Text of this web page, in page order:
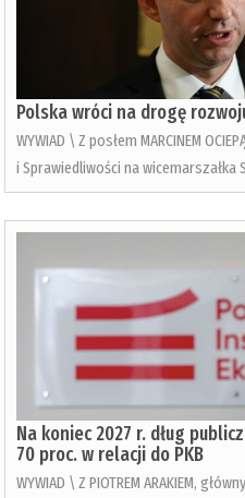
Polska wróci na drogę
WYWIAD \ Z posłem MARCINEM
i Sprawiedliwości na wicemarszałka
Na koniec 2027 r. dług
70 proc. w relacji do PKB
WYWIAD \ Z PIOTREM ARAKIEM,